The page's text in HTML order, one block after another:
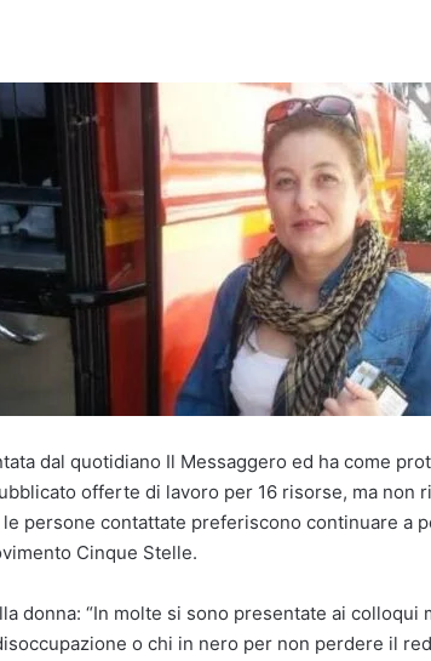
dal quotidiano Il Messaggero ed ha come
offerte di lavoro per 16 risorse, ma non
persone contattate preferiscono continuare a
Cinque Stelle.
donna: “In molte si sono presentate ai colloqui
o chi in nero per non perdere il